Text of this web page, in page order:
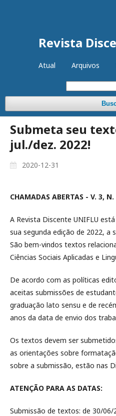
Revista
Atual Arquivos
Submeta seu
jul./dez. 2022!
2020-12-31
CHAMADAS ABERTAS - V. 3,
A Revista Discente UNIFLU
sua segunda edição de 2022, a
São bem-vindos textos
Ciências Sociais Aplicadas e
De acordo com as políticas
aceitas submissões de
graduação lato sensu e de
anos da data de envio dos
Os textos devem ser
as orientações sobre
sobre a submissão, estão nas
ATENÇÃO PARA AS DATAS:
Submissão de textos: de 30/